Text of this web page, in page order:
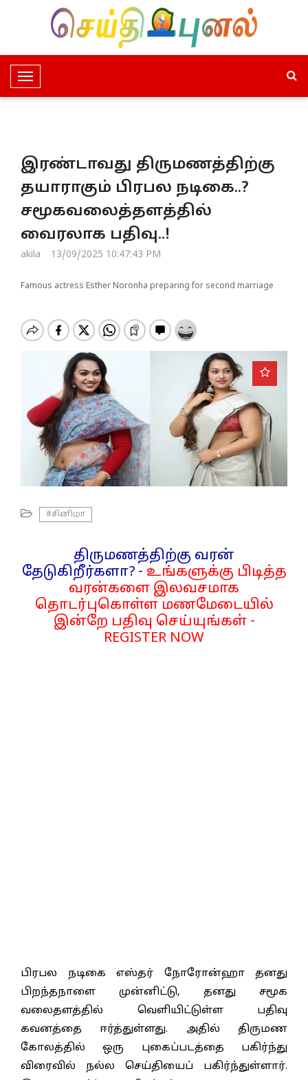
T
o
e
a
v
a
n
இரண்டாவது திருமணத்திற்கு
தயாராகும் பிரபல நடிகை..?
சமூகவலைத்தளத்தில்
வைரலாக பதிவு..!
akila 13/09/2025 10:47:43 PM
Famous actress Esther Noronha preparing for second marriage
#சினிமா
திருமணத்திற்கு வரன்
தேடுகிறீர்களா? - உங்களுக்கு பிடித்த
வரன்களை இலவசமாக
தொடர்புகொள்ள மணமேடையில்
இன்றே பதிவு செய்யுங்கள் -
REGISTER NOW
பிரபல நடிகை எஸ்தர் நோரோன்ஹா தனது
பிறந்தநாளை முன்னிட்டு, தனது சமூக
வலைதளத்தில் வெளியிட்டுள்ள பதிவு
கவனத்தை ஈர்த்துள்ளது. அதில் திருமண
கோலத்தில் ஒரு புகைப்படத்தை பகிர்ந்து
விரைவில் நல்ல செய்தியைப் பகிர்ந்துள்ளார்.